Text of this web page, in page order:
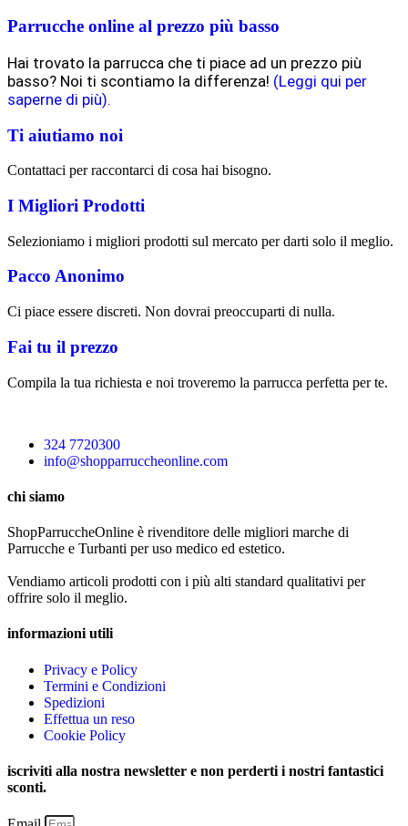
Parrucche online al prezzo più basso
Hai trovato la parrucca che ti piace ad un prezzo più
basso? Noi ti scontiamo la differenza! (Leggi qui per
saperne di più).
Ti aiutiamo noi
Contattaci per raccontarci di cosa hai bisogno.
I Migliori Prodotti
Selezioniamo i migliori prodotti sul mercato per darti solo il meglio.
Pacco Anonimo
Ci piace essere discreti. Non dovrai preoccuparti di nulla.
Fai tu il prezzo
Compila la tua richiesta e noi troveremo la parrucca perfetta per te.
324 7720300
info@shopparruccheonline.com
chi siamo
ShopParruccheOnline è rivenditore delle migliori marche di
Parrucche e Turbanti per uso medico ed estetico.
Vendiamo articoli prodotti con i più alti standard qualitativi per
offrire solo il meglio.
informazioni utili
Privacy e Policy
Termini e Condizioni
Spedizioni
Effettua un reso
Cookie Policy
iscriviti alla nostra newsletter e non perderti i nostri fantastici
sconti.